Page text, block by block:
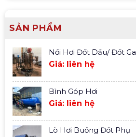
SẢN PHẨM
Nồi Hơi Đốt Dầu/ Đốt Ga
Giá: liên hệ
Bình Góp Hơi
Giá: liên hệ
Lò Hơi Buồng Đốt Phụ